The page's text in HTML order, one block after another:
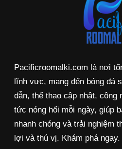
Pacificroomalki.com là nơi
lĩnh vực, mang đến bóng đá
dẫn, thể thao cập nhật, công
tức nóng hổi mỗi ngày, giúp
nhanh chóng và trải nghiệm
lợi và thú vị. Khám phá